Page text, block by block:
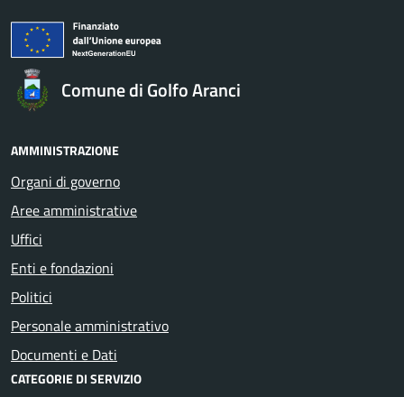
Comune di Golfo Aranci
AMMINISTRAZIONE
Organi di governo
Aree amministrative
Uffici
Enti e fondazioni
Politici
Personale amministrativo
Documenti e Dati
CATEGORIE DI SERVIZIO